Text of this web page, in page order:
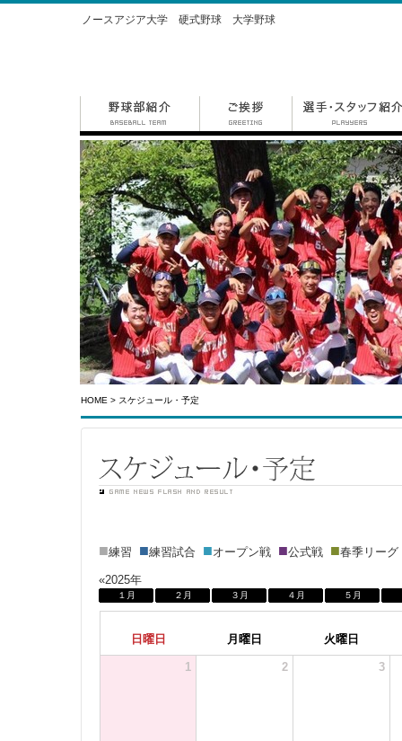
ノースアジア大学 硬式野球 大学野球
HOME > スケジュール・予定
■練習 ■練習試合 ■オープン戦 ■公式戦 ■春季リー
«2025年
１月 ２月 ３月 ４月 ５月
日曜日 月曜日 火曜日
1 2 3